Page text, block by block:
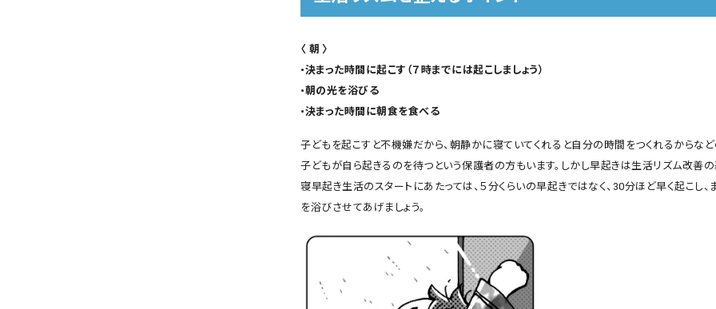
〈 朝 〉
•決まった時間に起こす（７時までには起こしましょう）
•朝の光を浴びる
•決まった時間に朝食を食べる
子どもを起こすと不機嫌だから、朝静かに寝ていてくれると自分の時間をつくれるからな
子どもが自ら起きるのを待つという保護者の方もいます。しかし早起きは生活リズム改善の
寝早起き生活のスタートにあたっては、５分くらいの早起きではなく、30分ほど早く起こし
を浴びさせてあげましょう。